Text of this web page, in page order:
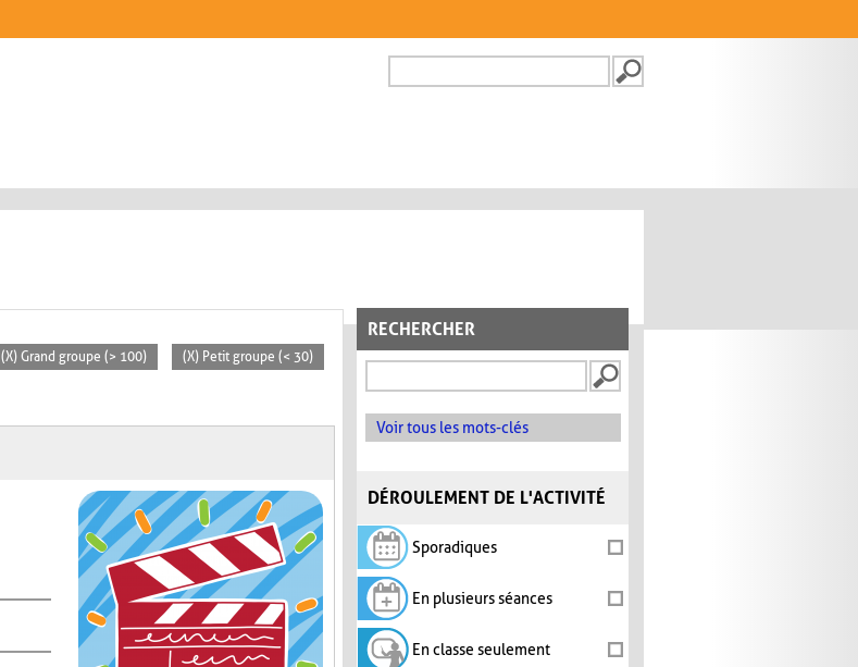
FORMULAIRE DE
RECHERCHER
Voir tous les mots-clés
DÉROULEMENT DE L'ACTIVITÉ
Sporadiques
En plusieurs séances
En classe seulement
(X) Grand groupe (> 100) (X) Petit groupe (< 30)